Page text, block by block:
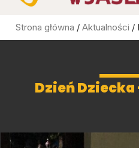
Strona główna / Aktualności /
Dzień